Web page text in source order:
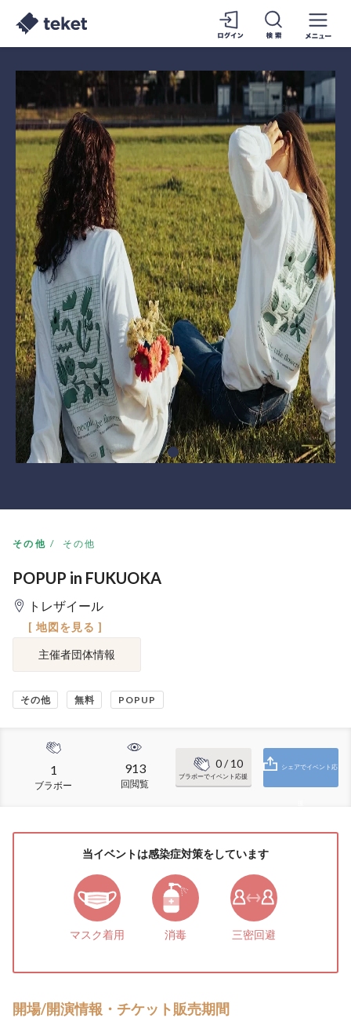
その他 その他
POPUP in FUKUOKA
トレザイール
[ 地図を見る ]
主催者団体情報
その他 無料 POPUP
1
ブラボー
913
回閲覧
0/ 10
ブラボーでイベント応援
シェアでイベント応
当イベントは感染症対策をしています
マスク着用 消毒 三密回避
開場/開演情報・チケット販売期間